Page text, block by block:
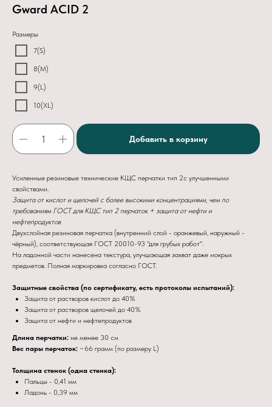
Gward ACID 2
Размеры
7(S)
8(M)
9(L)
10(XL)
Добавить в корзину
Усиленные резиновые технические КЩС перчатки тип 2с улучшенными
свойствами.
Защита от кислот и щелочей с более высокими концентрациями, чем по
требованиям ГОСТ для КЩС тип 2 перчаток + защита от нефти и
нефтепродуктов
Двухслойная резиновая перчатка (внутренний слой - оранжевый, наружный -
чёрный), соответствующая ГОСТ 20010-93 "для грубых работ".
На ладонной части нанесена текстура, улучшающая захват даже мокрых
предметов. Полная маркировка согласно ГОСТ.
Защитные свойства (по сертификату, есть протоколы испытаний):
Защита от растворов кислот до 40%
Защита от растворов щелочей до 40%
Защита от нефти и нефтепродуктов
Длина перчатки: не менее 30 см
Вес пары перчаток: ~66 грамм (по размеру L)
Толщина стенок (одна стенка):
Пальцы - 0,41 мм
Ладонь - 0,39 мм